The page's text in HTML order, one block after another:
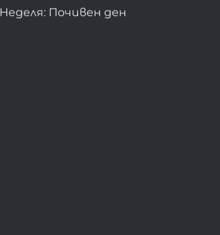
Неделя: Почивен ден